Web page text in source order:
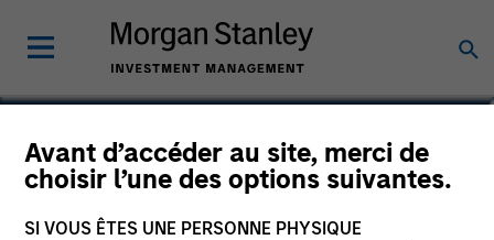
Avant d’accéder au site, merci de
choisir l’une des options suivantes.
SI VOUS ÊTES UNE PERSONNE PHYSIQUE
Thomas Lee, CFA
Co-President and Chief Investment
Officer, Parametric